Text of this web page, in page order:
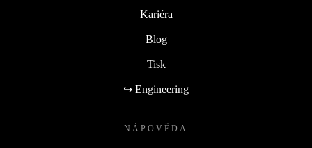
Kariéra
Blog
Tisk
↪ Engineering
NÁPOVĚDA